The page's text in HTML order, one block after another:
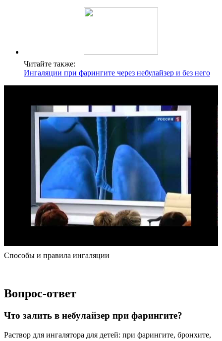
Читайте также:
Ингаляции при фарингите через небулайзер и без него
Способы и правила ингаляции
Вопрос-ответ
Что залить в небулайзер при фарингите?
Раствор для ингалятора для детей: при фарингите, бронхите,